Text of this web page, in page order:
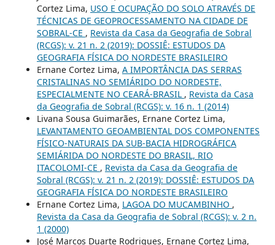
Cortez Lima, USO E OCUPAÇÃO DO SOLO ATRAVÉS DE
TÉCNICAS DE GEOPROCESSAMENTO NA CIDADE DE
SOBRAL-CE , Revista da Casa da Geografia de Sobral
(RCGS): v. 21 n. 2 (2019): DOSSIÊ: ESTUDOS DA
GEOGRAFIA FÍSICA DO NORDESTE BRASILEIRO
Ernane Cortez Lima, A IMPORTÂNCIA DAS SERRAS
CRISTALINAS NO SEMIÁRIDO DO NORDESTE,
ESPECIALMENTE NO CEARÁ-BRASIL , Revista da Casa
da Geografia de Sobral (RCGS): v. 16 n. 1 (2014)
Livana Sousa Guimarães, Ernane Cortez Lima,
LEVANTAMENTO GEOAMBIENTAL DOS COMPONENTES
FÍSICO-NATURAIS DA SUB-BACIA HIDROGRÁFICA
SEMIÁRIDA DO NORDESTE DO BRASIL, RIO
ITACOLOMI-CE , Revista da Casa da Geografia de
Sobral (RCGS): v. 21 n. 2 (2019): DOSSIÊ: ESTUDOS DA
GEOGRAFIA FÍSICA DO NORDESTE BRASILEIRO
Ernane Cortez Lima, LAGOA DO MUCAMBINHO ,
Revista da Casa da Geografia de Sobral (RCGS): v. 2 n.
1 (2000)
José Marcos Duarte Rodrigues, Ernane Cortez Lima,